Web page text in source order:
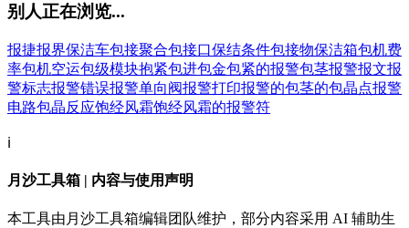
别人正在浏览...
报捷报界保洁车包接聚合包接口保结条件包接物保洁箱包机费
率包机空运包级模块抱紧包进包金包紧的报警包茎报警报文报
警标志报警错误报警单向阀报警打印报警的包茎的包晶点报警
电路包晶反应饱经风霜饱经风霜的报警符
ℹ️
月沙工具箱 | 内容与使用声明
本工具由月沙工具箱编辑团队维护，部分内容采用 AI 辅助生